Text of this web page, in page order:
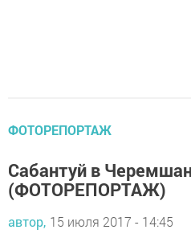
ФОТОРЕПОРТАЖ
Сабантуй в
(ФОТОРЕПОРТАЖ)
автор, 15 июля 2017 - 14:45